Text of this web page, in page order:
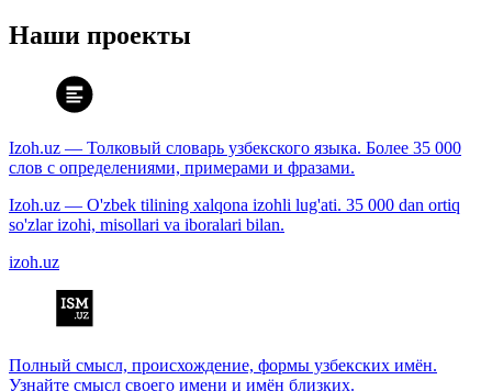
Наши проекты
Izoh.uz — Толковый словарь узбекского языка. Более 35 000
слов с определениями, примерами и фразами.
Izoh.uz — O'zbek tilining xalqona izohli lug'ati. 35 000 dan ortiq
so'zlar izohi, misollari va iboralari bilan.
izoh.uz
Полный смысл, происхождение, формы узбекских имён.
Узнайте смысл своего имени и имён близких.